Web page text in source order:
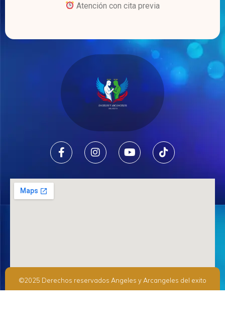
Atención con cita previa
©2025 Derechos reservados Angeles y Arcangeles del exito